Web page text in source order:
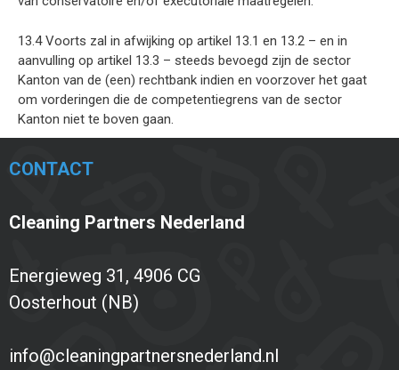
13.4 Voorts zal in afwijking op artikel 13.1 en 13.2 – en in
aanvulling op artikel 13.3 – steeds bevoegd zijn de sector
Kanton van de (een) rechtbank indien en voorzover het gaat
om vorderingen die de competentiegrens van de sector
Kanton niet te boven gaan.
CONTACT
Cleaning Partners Nederland
Energieweg 31, 4906 CG
Oosterhout (NB)
info@cleaningpartnersnederland.nl